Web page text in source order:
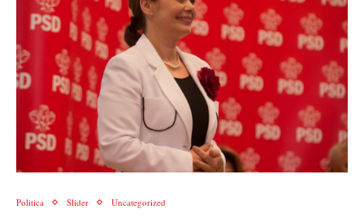
Politica Slider Uncategorized